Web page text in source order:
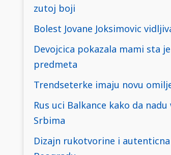
zutoj boji
Bolest Jovane Joksimovic
Devojcica pokazala mami sta
predmeta
Trendseterke imaju novu
Rus uci Balkance kako da
Srbima
Dizajn rukotvorine i